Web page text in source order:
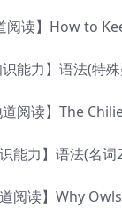
读】How to
力】语法(特殊
阅读】The
力】语法(名词
读】Why